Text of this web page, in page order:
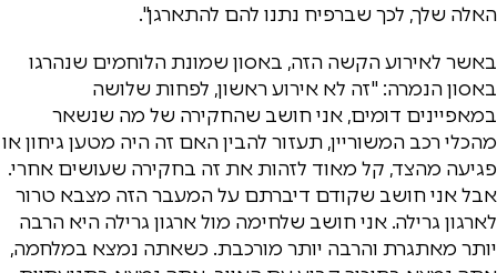
האלה שלך, לכך שברפיח נתנו להם להתארגן".
באשר לאירוע הקשה הזה, באסון שמונת הלוחמים שנהרגו
באסון הנמרה: "זה לא אירוע ראשון, לפחות שלושה
במאפיינים דומים, אני חושב שהחקירה של מה שנשאר
מהכלי רכב המשוריין, תעזור להבין האם זה היה מטען גיחון או
פגיעה מהצד, קל מאוד לזהות את זה בחקירה שעושים אחרי.
אבל אני חושב שקודם דיברתם על המעבר הזה מצבא טרור
לארגון גרילה. אני חושב שלחימה מול ארגון גרילה היא הרבה
יותר מאתגרת והרבה יותר מורכבת. כשאתה נמצא במלחמה,